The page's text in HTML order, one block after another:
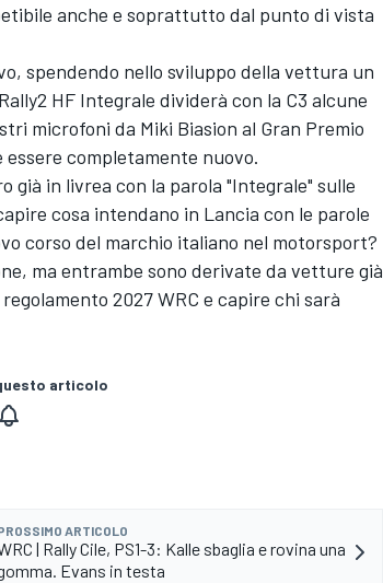
anche e soprattutto dal punto di vista
spendendo nello sviluppo della vettura un
HF Integrale dividerà con la C3 alcune
microfoni da Miki Biasion al Gran Premio
completamente nuovo.
già in livrea con la parola "Integrale" sulle
cosa intendano in Lancia con le parole
corso del marchio italiano nel motorsport?
ma entrambe sono derivate da vetture già
2027 WRC e capire chi sarà
articolo
ARTICOLO
| Rally Cile, PS1-3: Kalle sbaglia e rovina una
Evans in testa